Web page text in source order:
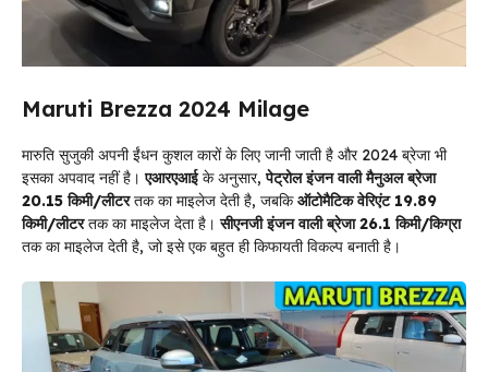
Maruti Brezza 2024 Milage
मारुति सुजुकी अपनी ईंधन कुशल कारों के लिए जानी जाती है और 2024 ब्रेजा भी
इसका अपवाद नहीं है। एआरएआईके अनुसार,पेट्रोल इंजन वाली मैनुअल ब्रेजा
20.15 किमी/लीटरतक का माइलेज देती है, जबकिऑटोमैटिक वेरिएंट 19.89
किमी/लीटरतक का माइलेज देता है।सीएनजी इंजन वाली ब्रेजा 26.1 किमी/किग्रा
तक का माइलेज देती है, जो इसे एक बहुत ही किफायती विकल्प बनाती है।